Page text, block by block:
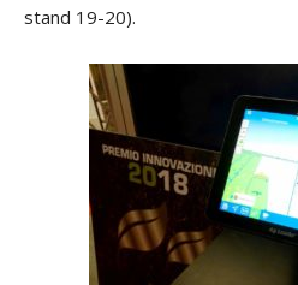
stand 19-20).